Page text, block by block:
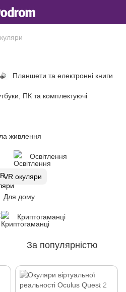
Планшети та електронні книги
ПК та комплектуючі
живлення
Освітлення
VR окуляри
Для дому
Криптогаманці
За популярністю